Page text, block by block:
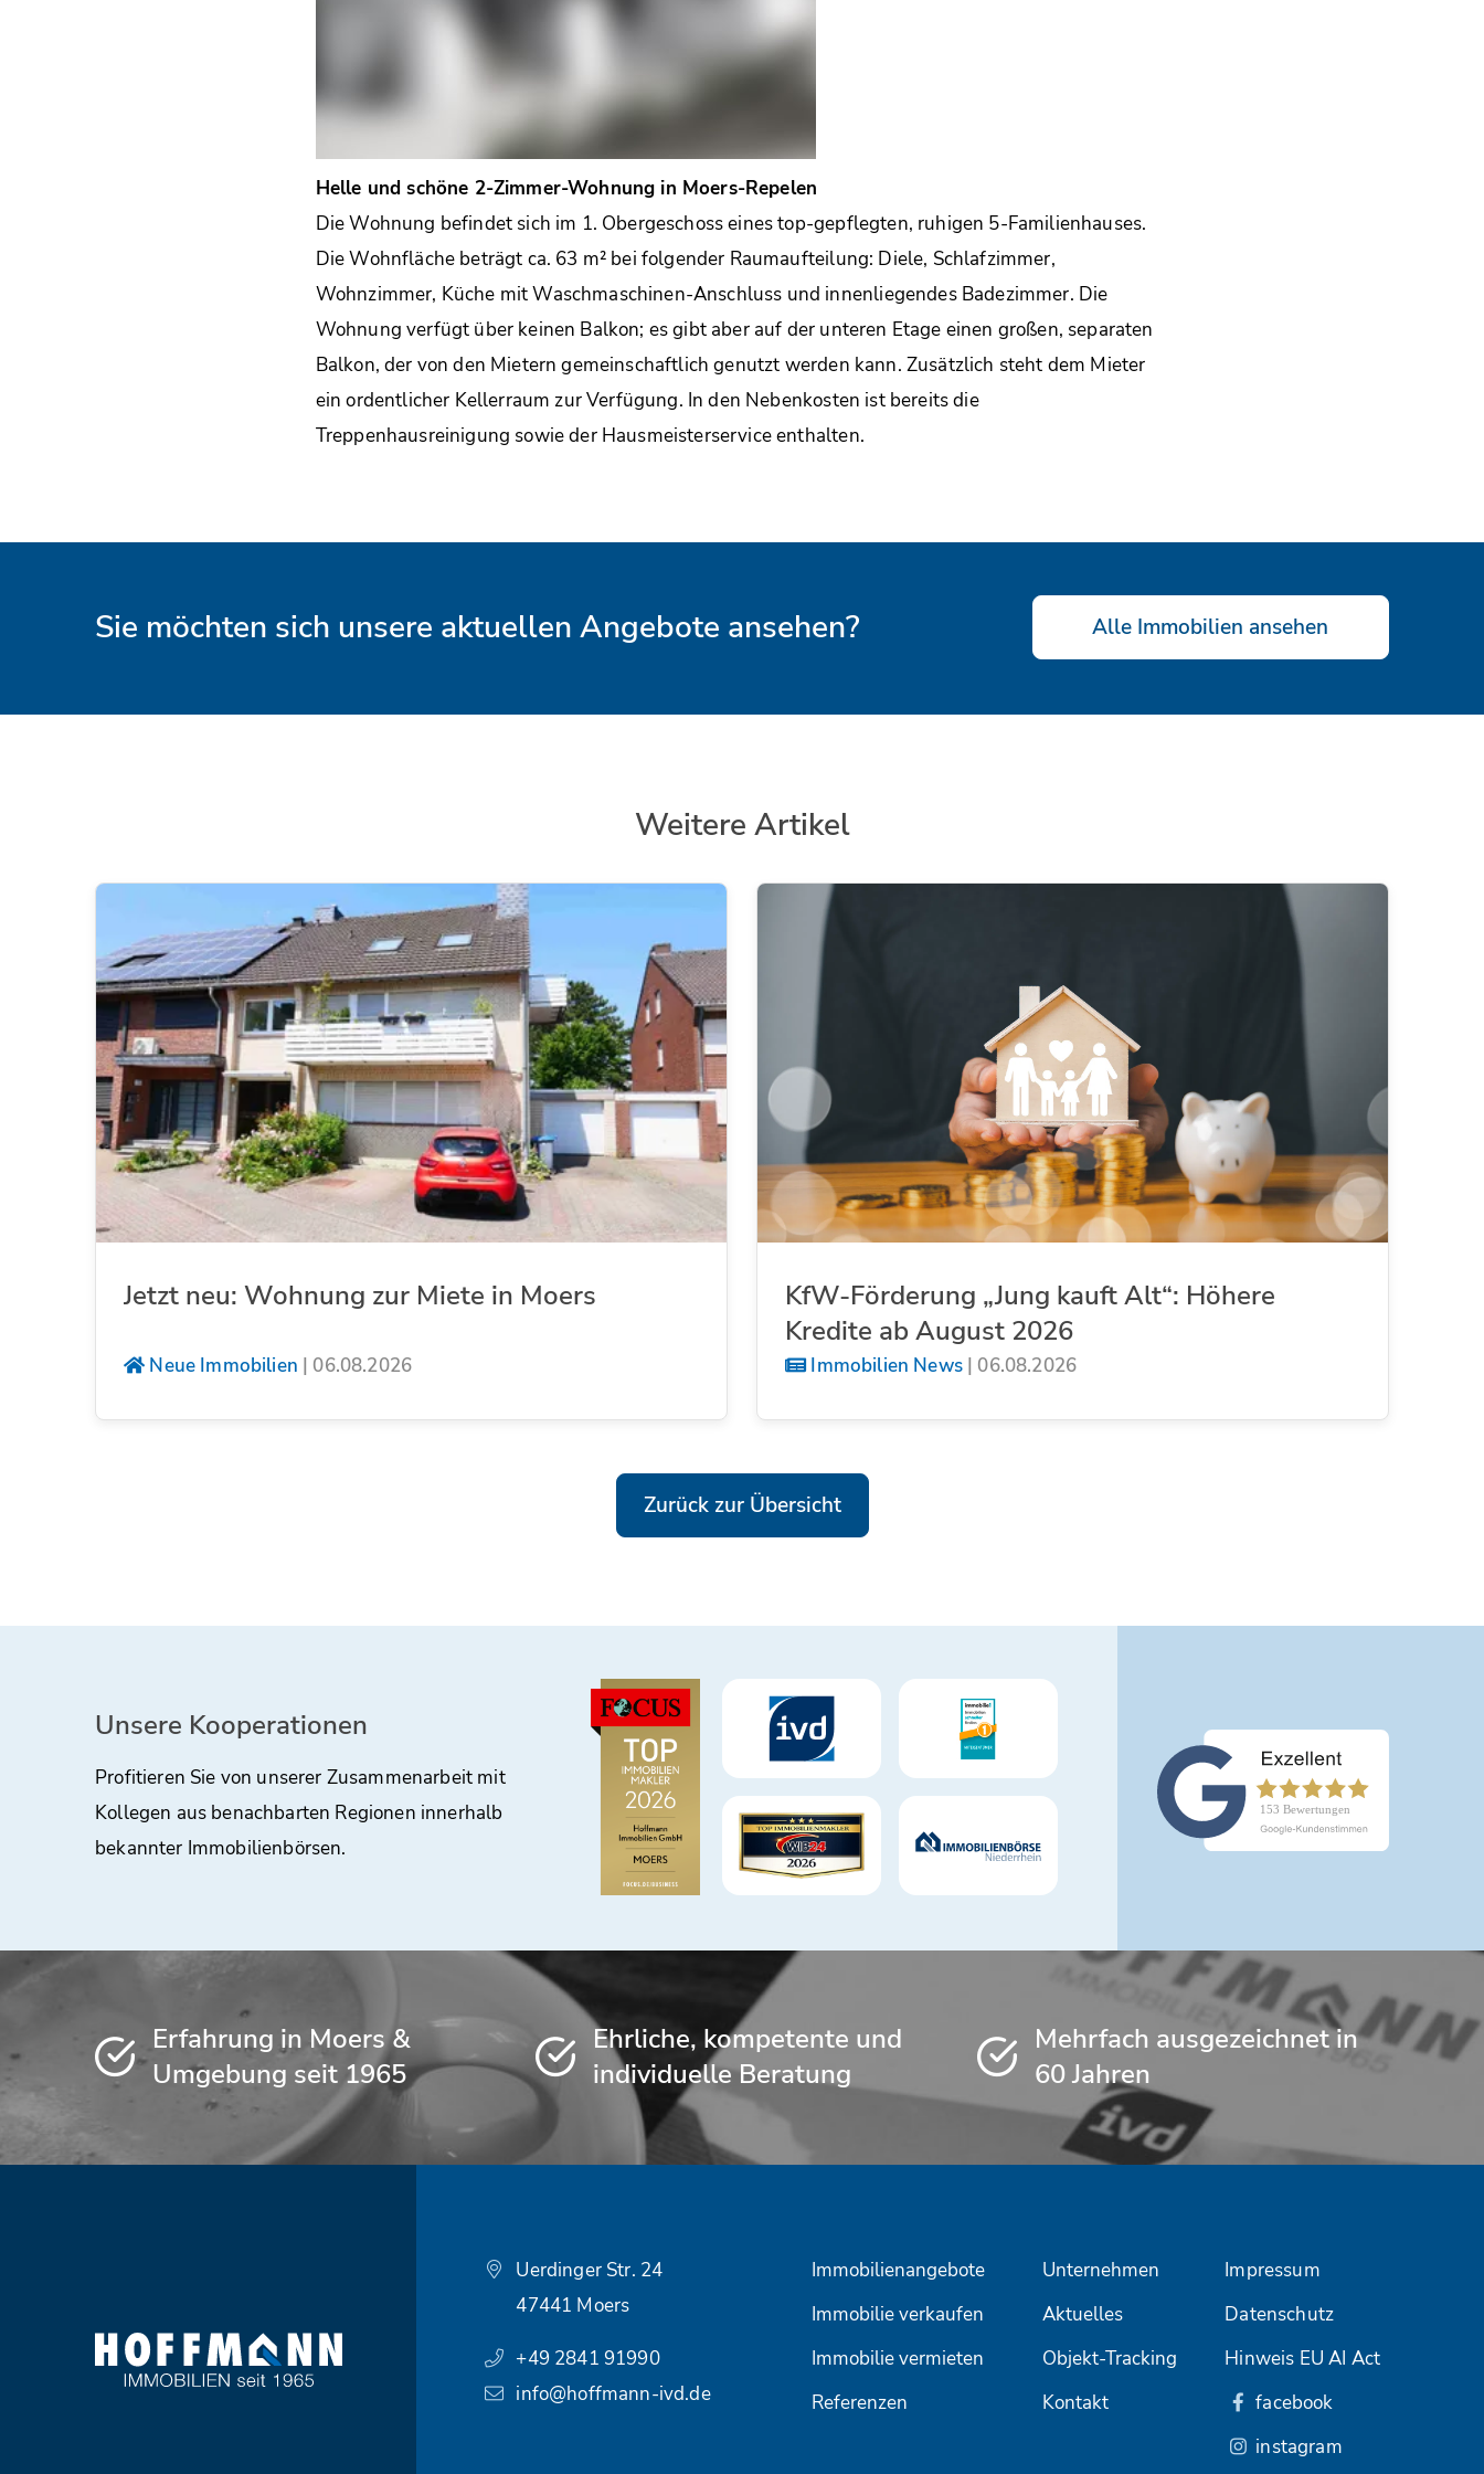
Helle und schöne 2-Zimmer-Wohnung in Moers-Repelen
Die Wohnung befindet sich im 1. Obergeschoss eines top-gepflegten, ruhigen 5-Familienhauses.
Die Wohnfläche beträgt ca. 63 m² bei folgender Raumaufteilung: Diele, Schlafzimmer,
Wohnzimmer, Küche mit Waschmaschinen-Anschluss und innenliegendes Badezimmer. Die
Wohnung verfügt über keinen Balkon; es gibt aber auf der unteren Etage einen großen, separaten
Balkon, der von den Mietern gemeinschaftlich genutzt werden kann. Zusätzlich steht dem Mieter
ein ordentlicher Kellerraum zur Verfügung. In den Nebenkosten ist bereits die
Treppenhausreinigung sowie der Hausmeisterservice enthalten.
Sie möchten sich unsere aktuellen Angebote ansehen? Alle Immobilien ansehen
Weitere Artikel
Jetzt neu: Wohnung zur Miete in Moers
Neue Immobilien | 06.08.2026
KfW-Förderung „Jung kauft Alt“: Höhere
Kredite ab August 2026
Immobilien News| 06.08.2026
Zurück zur Übersicht
Unsere Kooperationen
Profitieren Sie von unserer Zusammenarbeit mit
Kollegen aus benachbarten Regionen innerhalb
bekannter Immobilienbörsen.
Erfahrung in Moers &
Umgebung seit 1965
Ehrliche, kompetente und
individuelle Beratung
Mehrfach ausgezeichnet in
60 Jahren
Uerdinger Str. 24
47441 Moers
+49 2841 91990
info@hoffmann-ivd.de
Immobilienangebote
Unternehmen
Immobilie verkaufen
Aktuelles
Immobilie vermieten
Objekt-Tracking
Referenzen
Kontakt
Impressum
Datenschutz
Hinweis EU AI Act
facebook
instagram